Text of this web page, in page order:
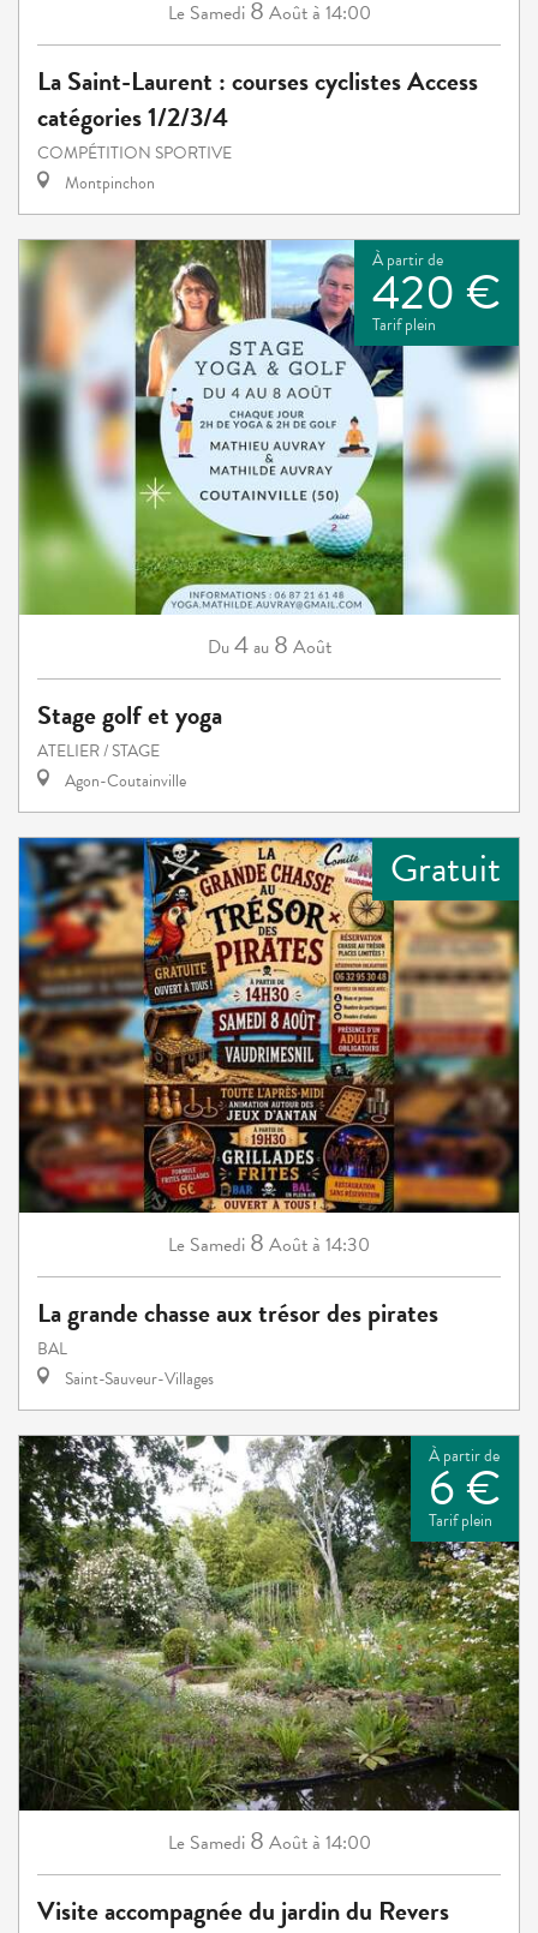
Le Samedi 8 Aoûtà 14:00
La Saint-Laurent : courses cyclistes Access
catégories 1/2/3/4
COMPÉTITION SPORTIVE
Montpinchon
À partir de
420 €
Tarif plein
Du 4 au 8 Août
Stage golf et yoga
ATELIER / STAGE
Agon-Coutainville
Gratuit
Le Samedi 8 Aoûtà 14:30
La grande chasse aux trésor des pirates
BAL
Saint-Sauveur-Villages
À partir de
6 €
Tarif plein
Le Samedi 8 Aoûtà 14:00
Visite accompagnée du jardin du Revers